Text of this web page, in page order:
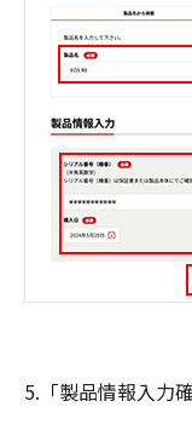
5.「製品情報入力